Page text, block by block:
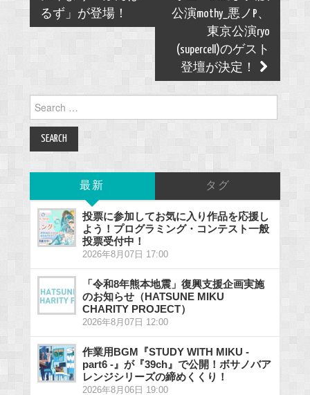
るず」が登場！
公演mothy_悪ノP、
東京公演ryo
(supercell)のゲスト
登壇が決定！
for:
最新 タグ
投票に参加してお気に入り作品を応援し
よう！プログラミング・コンテスト一般
投票受付中！
2026年8月07日 17:00
「令和8年熊本地震」復興支援企画実施
のお知らせ（HATSUNE MIKU
CHARITY PROJECT）
2026年8月07日 12:00
作業用BGM『STUDY WITH MIKU -
part6 -』が『39ch』で公開！ボサノバア
レンジシリーズの締めくくり！
2026年8月06日 19:00